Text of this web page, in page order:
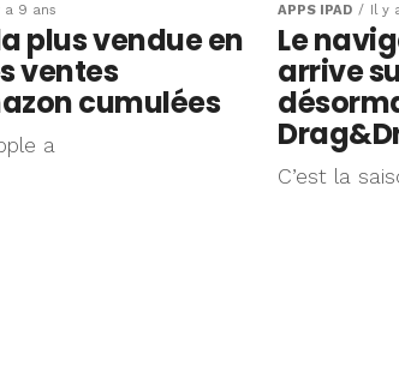
a 9 ans
plus vendue en
ventes
cumulées
a
APPS IPAD Il y
Le
arrive
C’est la